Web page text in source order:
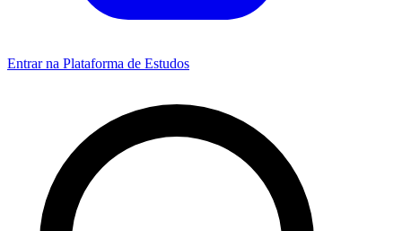
Entrar na Plataforma de Estudos